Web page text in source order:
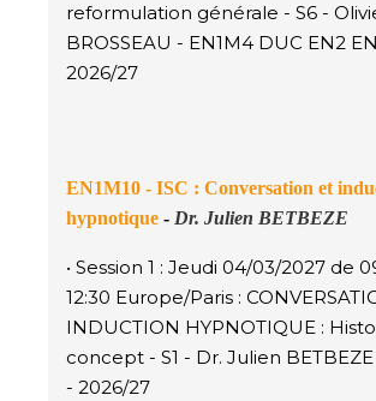
reformulation générale - S6 -
BROSSEAU - EN1M4 DUC EN2
2026/27
EN1M10 - ISC : Conversation et
hypnotique - Dr. Julien BETBEZE
• Session 1 : Jeudi 04/03/2027 de
12:30 Europe/Paris :
INDUCTION HYPNOTIQUE :
concept - S1 - Dr. Julien BETBEZE
- 2026/27